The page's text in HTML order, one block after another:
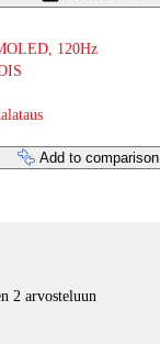
120Hz
Add to comparison
2 arvosteluun